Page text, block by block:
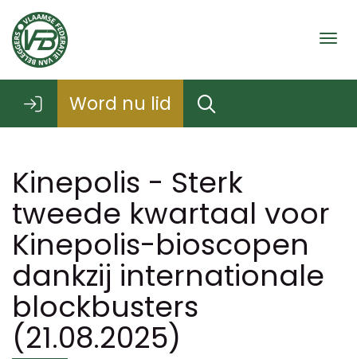
Word nu lid
Kinepolis - Sterk
tweede kwartaal voor
Kinepolis-bioscopen
dankzij internationale
blockbusters
(21.08.2025)